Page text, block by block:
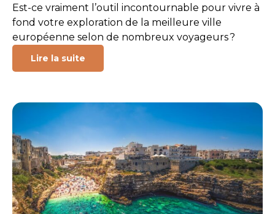
Est-ce vraiment l’outil incontournable pour vivre à
fond votre exploration de la meilleure ville
européenne selon de nombreux voyageurs ?
Lire la suite